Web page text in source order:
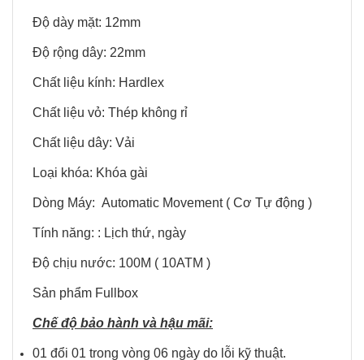
Độ dày mặt: 12mm
Độ rộng dây: 22mm
Chất liệu kính: Hardlex
Chất liệu vỏ: Thép không rỉ
Chất liệu dây: Vải
Loại khóa: Khóa gài
Dòng Máy: Automatic Movement ( Cơ Tự động )
Tính năng: : Lịch thứ, ngày
Độ chịu nước: 100M ( 10ATM )
Sản phẩm Fullbox
Chế độ bảo hành và hậu mãi:
01 đổi 01 trong vòng 06 ngày do lỗi kỹ thuật.